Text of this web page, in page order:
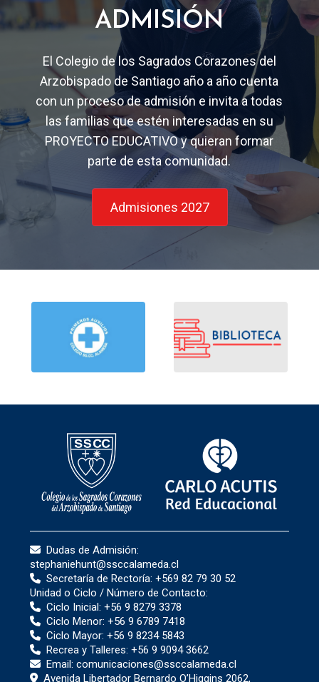
ADMISIÓN
El Colegio de los Sagrados Corazones del
Arzobispado de Santiago año a año cuenta
con un proceso de admisión e invita a todas
las familias que estén interesadas en su
PROYECTO EDUCATIVO y quieran formar
parte de esta comunidad.
Admisiones 2027
Dudas de Admisión:
stephaniehunt@ssccalameda.cl
Secretaría de Rectoría: +569 82 79 30 52
Unidad o Ciclo / Número de Contacto:
Ciclo Inicial: +56 9 8279 3378
Ciclo Menor: +56 9 6789 7418
Ciclo Mayor: +56 9 8234 5843
Recrea y Talleres: +56 9 9094 3662
Email: comunicaciones@ssccalameda.cl
Avenida Libertador Bernardo O’Higgins 2062,